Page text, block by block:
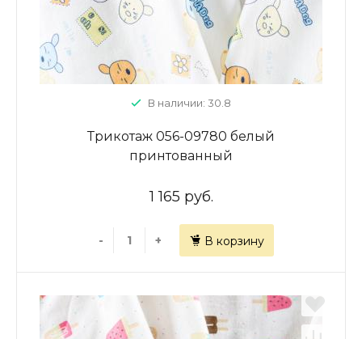
В наличии: 30.8
Трикотаж 056-09780 белый
принтованный
1 165 руб.
- + В корзину